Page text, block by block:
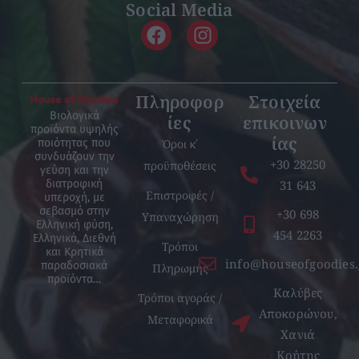
Social Media
Βιολογικά
προϊόντα υψηλής
ποιότητας που
συνδυάζουν την
γεύση και την
διατροφική
υπεροχή, με
σεβασμό στην
Ελληνική φύση,
Ελληνικά, Διεθνή
και Κρητικά
παραδοσιακά
προϊόντα…
Πληροφορ
ίες
Όροι κ΄
προϋποθέσεις
Επιστροφές /
Υπαναχώρηση
Τρόποι
Πληρωμής
Τρόποι αγοράς /
Μεταφορικά
Στοιχεία
επικοινων
ίας
+30 28250
31 643
+30 698
454 2263
Καλύβες
Αποκορώνου,
Χανιά
Κρήτης